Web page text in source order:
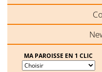
MA PAROISSE EN 1 CLIC